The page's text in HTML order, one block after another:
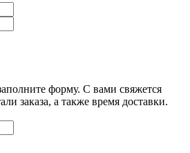
форму. С вами свяжется
заказа, а также время доставки.